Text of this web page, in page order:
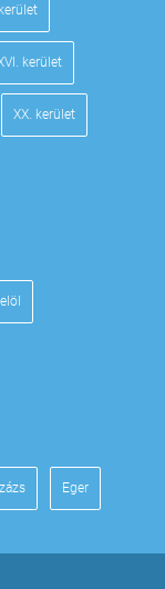
kerület
XX. kerület
Eger